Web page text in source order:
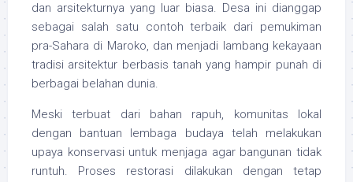
dan arsitekturnya yang luar biasa. Desa ini dianggap
sebagai salah satu contoh terbaik dari pemukiman
pra-Sahara di Maroko, dan menjadi lambang kekayaan
tradisi arsitektur berbasis tanah yang hampir punah di
berbagai belahan dunia.
Meski terbuat dari bahan rapuh, komunitas lokal
dengan bantuan lembaga budaya telah melakukan
upaya konservasi untuk menjaga agar bangunan tidak
runtuh. Proses restorasi dilakukan dengan tetap